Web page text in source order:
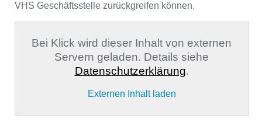
VHS Geschäftsstelle zurückgreifen können.
Bei Klick wird dieser Inhalt von externen
Servern geladen. Details siehe
Datenschutzerklärung.
Externen Inhalt laden